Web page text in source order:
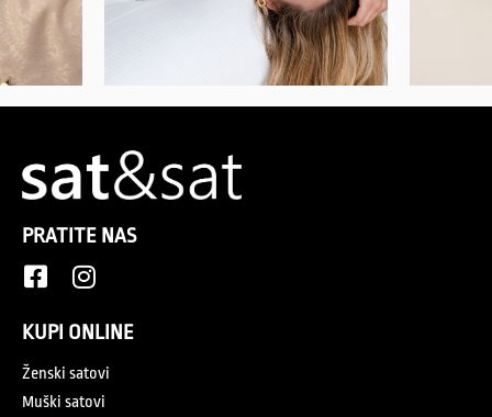
PRATITE NAS
KUPI ONLINE
Ženski satovi
Muški satovi